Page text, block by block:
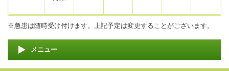
※急患は随時受け付けます。上記予定は変更することがございます。
メニュー